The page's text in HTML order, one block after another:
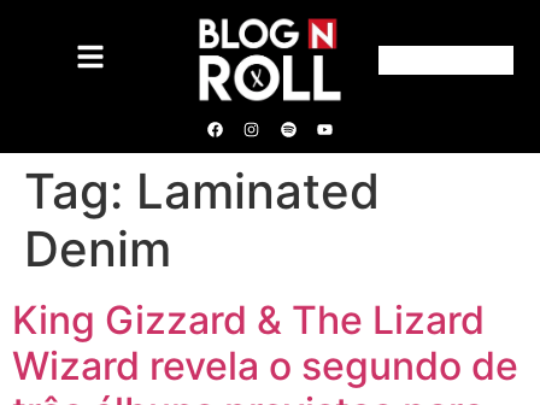
Tag: Laminated
Denim
King Gizzard & The Lizard
Wizard revela o segundo de